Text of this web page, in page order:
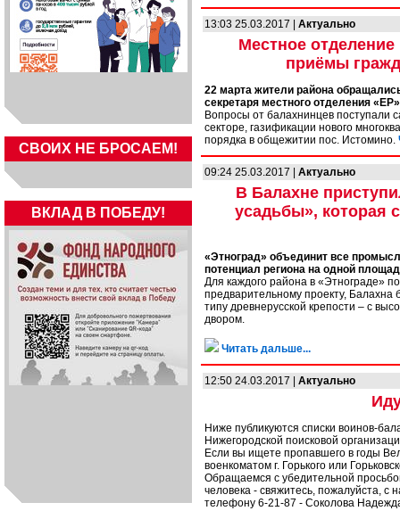
СВОИХ НЕ БРОСАЕМ!
ВКЛАД В ПОБЕДУ!
13:03 25.03.2017 | Актуально
Местное
приёмы
22 марта жители района
секретаря местного отделения
Вопросы от балахнинцев поступали
секторе, газификации нового
порядка в общежитии пос. Истомино.
09:24 25.03.2017 | Актуально
В Балахне
усадьбы», которая
«Этноград» объединит все
потенциал региона на одной
Для каждого района в «Этнограде»
предварительному проекту, Балахна
типу древнерусской крепости – с
двором.
Читать дальше...
12:50 24.03.2017 | Актуально
Ниже публикуются списки воинов-
Нижегородской поисковой
Если вы ищете пропавшего в годы
военкоматом г. Горького или
Обращаемся с убедительной
человека - свяжитесь, пожалуйста, с
телефону 6-21-87 - Соколова